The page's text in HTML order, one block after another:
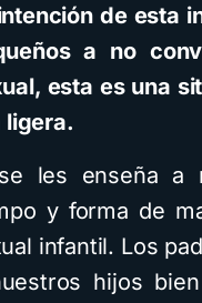
de esta
a no
esta es una
ligera.
les enseña a
y forma de
infantil. Los
hijos